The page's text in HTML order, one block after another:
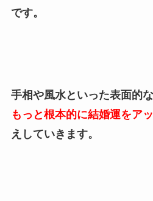
です。
手相や風水といった表面的
もっと根本的に結婚運をア
えしていきます。